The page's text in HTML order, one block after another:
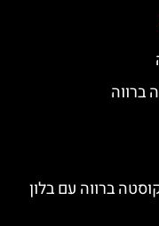
ברווה
ברווה עם בלון